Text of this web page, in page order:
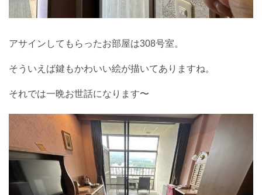
アサインしてもらったお部屋は308号室。
そういえば鍵もかわいい絵が描いてありますね。
それでは一晩お世話になります〜